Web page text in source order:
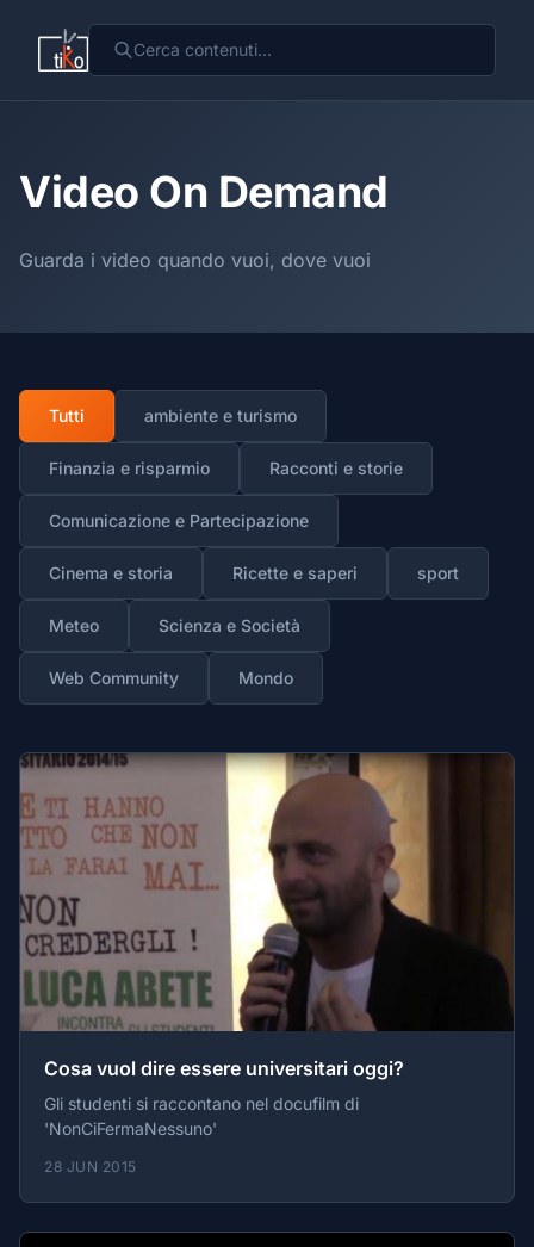
Video On Demand
Guarda i video quando vuoi, dove vuoi
Tutti ambiente e turismo
Finanzia e risparmio Racconti e storie
Comunicazione e Partecipazione
Cinema e storia Ricette e saperi sport
Meteo Scienza e Società
Web Community Mondo
Cosa vuol dire essere universitari oggi?
Gli studenti si raccontano nel docufilm di
'NonCiFermaNessuno'
28 JUN 2015